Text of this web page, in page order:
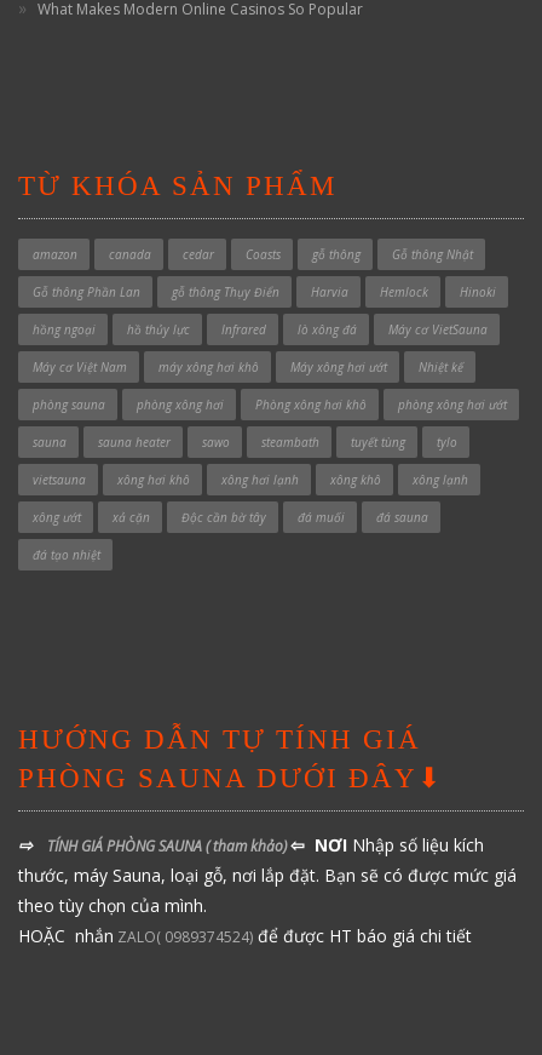
What Makes Modern Online Casinos So Popular
TỪ KHÓA SẢN PHẨM
amazon canada cedar Coasts gỗ thông Gỗ thông Nhật
Gỗ thông Phần Lan gỗ thông Thụy Điển Harvia Hemlock Hinoki
hồng ngoại hồ thủy lực Infrared lò xông đá Máy cơ VietSauna
Máy cơ Việt Nam máy xông hơi khô Máy xông hơi ướt Nhiệt kế
phòng sauna phòng xông hơi Phòng xông hơi khô phòng xông hơi ướt
sauna sauna heater sawo steambath tuyết tùng tylo
vietsauna xông hơi khô xông hơi lạnh xông khô xông lạnh
xông ướt xả cặn Độc cần bờ tây đá muối đá sauna
đá tạo nhiệt
HƯỚNG DẪN TỰ TÍNH GIÁ
PHÒNG SAUNA DƯỚI ĐÂY⬇
⇨ TÍNH GIÁ PHÒNG SAUNA( tham khảo)⇦ NƠI Nhập số liệu kích
thước, máy Sauna, loại gỗ, nơi lắp đặt. Bạn sẽ có được mức giá
theo tùy chọn của mình.
HOẶC nhắn ZALO( 0989374524) để được HT báo giá chi tiết